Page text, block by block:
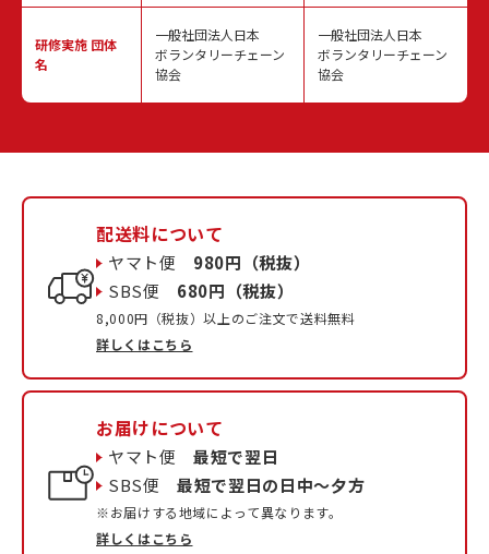
研修実施 団体
名
一般社団法人日本
ボランタリーチェーン
協会
一般社団法人日本
ボランタリーチェーン
協会
配送料について
ヤマト便 980円（税抜）
SBS便 680円（税抜）
8,000円（税抜）以上のご注文で送料無料
詳しくはこちら
お届けについて
ヤマト便最短で翌日
SBS便最短で翌日の日中〜夕方
※お届けする地域によって異なります。
詳しくはこちら